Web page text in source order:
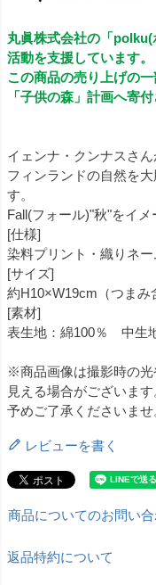
丸眞株式会社の「
活動を支援しています。
この商品の売り上げの
「子供の森」計画へ寄
イェンナ・クンナスさん
フィンランドの自然を
す。
Fall(フォール)"秋"をイメ
[仕様]
染料プリント・織りネー
[サイズ]
約H10×W19cm（つまみ
[素材]
表生地：綿100％ 中生
※商品画像は撮影時の光
見える場合がございます
予めご了承くださいませ
レビューを書く
商品についてのお問い
返品特約について